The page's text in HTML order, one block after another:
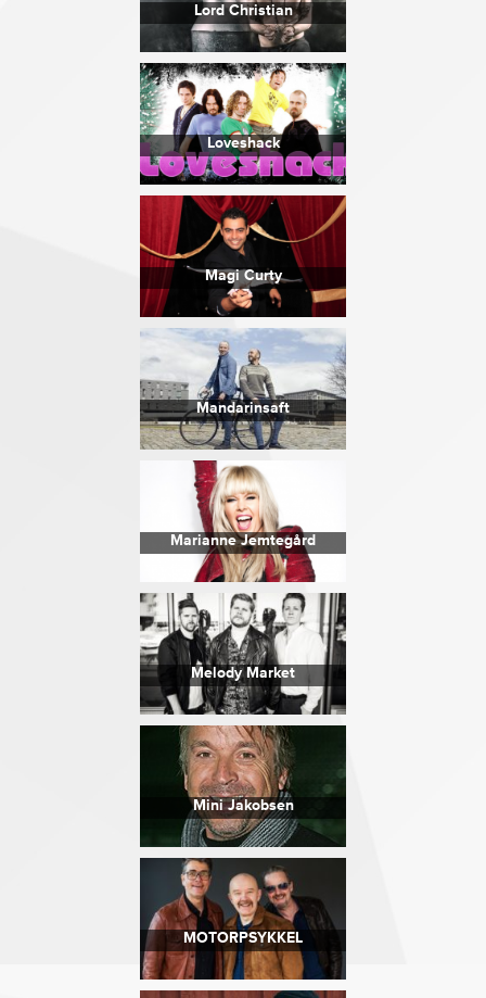
Lord Christian
Loveshack
Magi Curty
Mandarinsaft
Marianne Jemtegård
Melody Market
Mini Jakobsen
MOTORPSYKKEL